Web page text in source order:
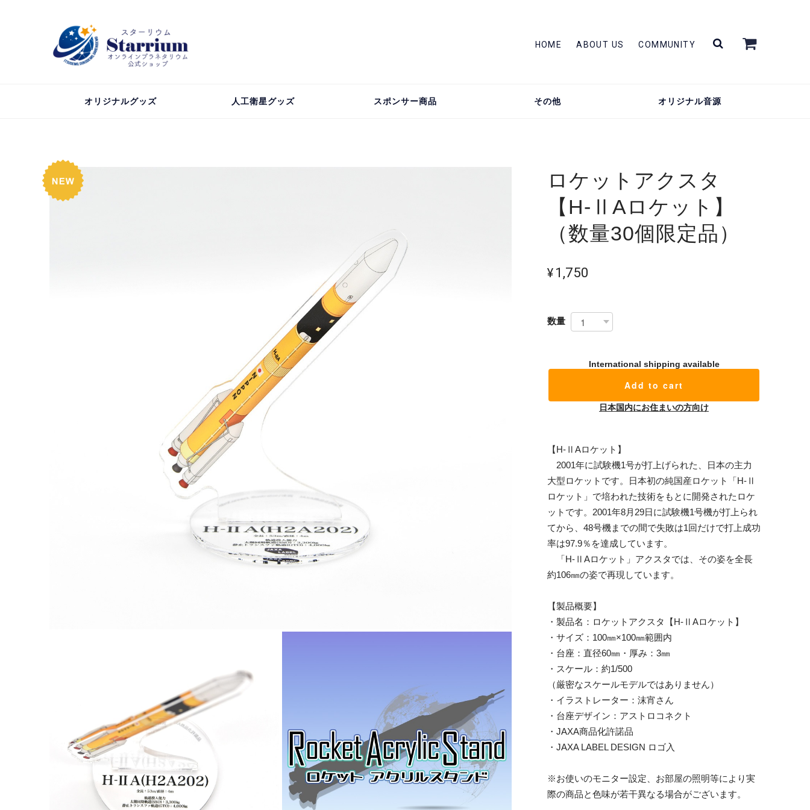
HOME ABOUT US COMMUNITY
オリジナルグッズ 人工衛星グッズ スポンサー商品 その他 オリジナル音源
ロケットアクスタ
【H-ⅡAロケット】
（数量30個限定品）
¥1,750
数量
International shipping available
Add to cart
日本国内にお住まいの方向け
【H-ⅡAロケット】
2001年に試験機1号が打上げられた、日本の主力
大型ロケットです。日本初の純国産ロケット「H-Ⅱ
ロケット」で培われた技術をもとに開発されたロケ
ットです。2001年8月29日に試験機1号機が打上られ
てから、48号機までの間で失敗は1回だけで打上成功
率は97.9％を達成しています。
「H-ⅡAロケット」アクスタでは、その姿を全長
約106㎜の姿で再現しています。
【製品概要】
・製品名：ロケットアクスタ【H-ⅡAロケット】
・サイズ：100㎜×100㎜範囲内
・台座：直径60㎜・厚み：3㎜
・スケール：約1/500
（厳密なスケールモデルではありません）
・イラストレーター：沫宵さん
・台座デザイン：アストロコネクト
・JAXA商品化許諾品
・JAXA LABEL DESIGN ロゴ入
※お使いのモニター設定、お部屋の照明等により実
際の商品と色味が若干異なる場合がございます。